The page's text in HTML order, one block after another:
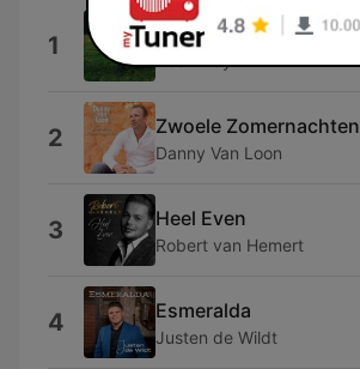
1 Patronen
Zoë Livay
2 Zwoele Zomernachten
Danny Van Loon
3 Heel Even
Robert van Hemert
4 Esmeralda
Justen de Wildt